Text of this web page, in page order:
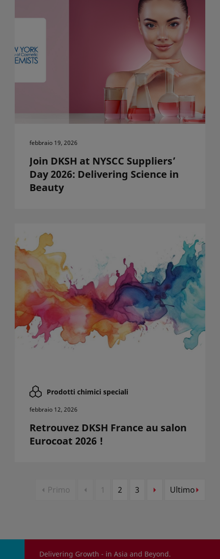
febbraio 19, 2026
Join DKSH at NYSCC Suppliers’
Day 2026: Delivering Science in
Beauty
Prodotti chimici speciali
febbraio 12, 2026
Retrouvez DKSH France au salon
Eurocoat 2026 !
Primo 1 2 3 Ultimo
Delivering Growth - in Asia and Beyond.